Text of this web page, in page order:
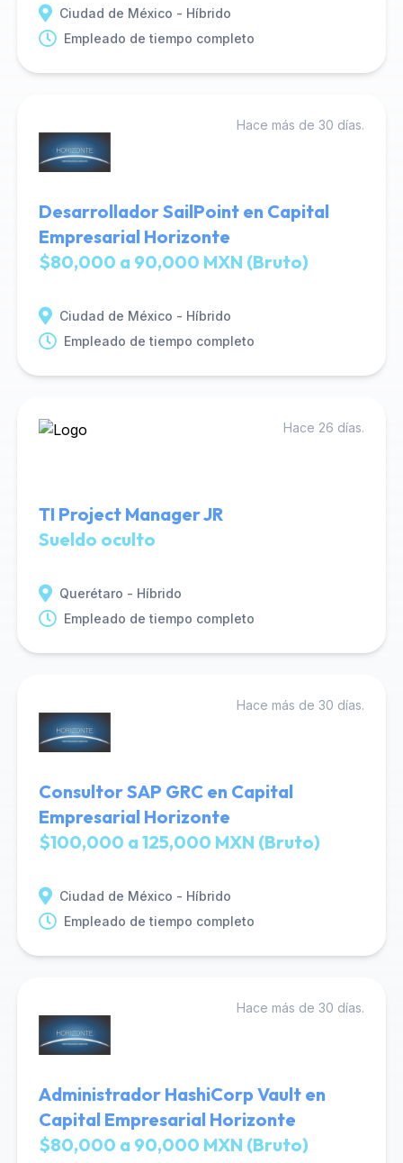
Ciudad de México - Híbrido
Empleado de tiempo completo
Hace más de 30 días.
Desarrollador SailPoint en Capital
Empresarial Horizonte
$80,000 a 90,000 MXN (Bruto)
Ciudad de México - Híbrido
Empleado de tiempo completo
Hace 26 días.
TI Project Manager JR
Sueldo oculto
Querétaro - Híbrido
Empleado de tiempo completo
Hace más de 30 días.
Consultor SAP GRC en Capital
Empresarial Horizonte
$100,000 a 125,000 MXN (Bruto)
Ciudad de México - Híbrido
Empleado de tiempo completo
Hace más de 30 días.
Administrador HashiCorp Vault en
Capital Empresarial Horizonte
$80,000 a 90,000 MXN (Bruto)